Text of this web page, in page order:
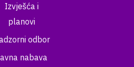
Izvješća i
planovi
odbor
nabava